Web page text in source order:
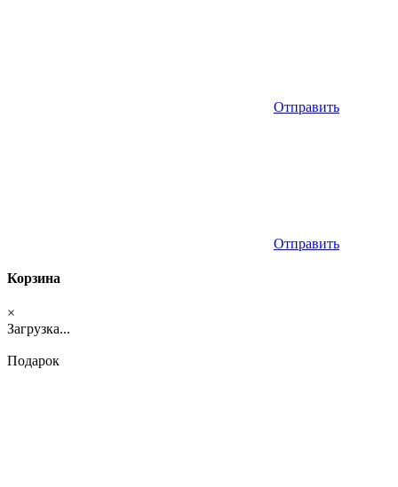
Отправить
Отправить
Корзина
×
Загрузка...
Подарок